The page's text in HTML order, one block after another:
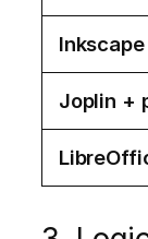
Inkscape
Joplin +